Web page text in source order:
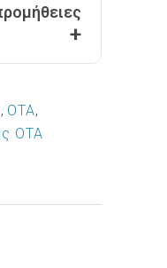
, OTA,
OTA